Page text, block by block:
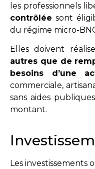
les professionnels
contrôlée sont
du régime micro-
Elles doivent
autres que de
besoins d’une
commerciale,
sans aides
montant.
Les investissements